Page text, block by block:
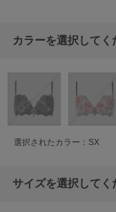
カラーを選択してく
選択されたカラー：SX
サイズを選択してく